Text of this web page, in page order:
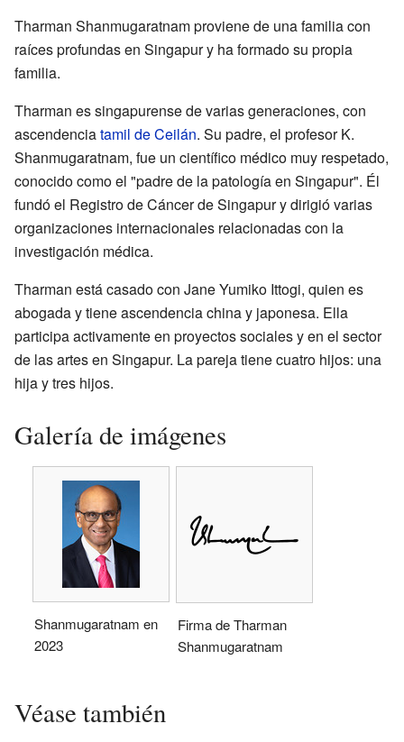
Tharman Shanmugaratnam proviene de una familia con
raíces profundas en Singapur y ha formado su propia
familia.
Tharman es singapurense de varias generaciones, con
ascendenciatamil de Ceilán. Su padre, el profesor K.
Shanmugaratnam, fue un científico médico muy respetado,
conocido como el "padre de la patología en Singapur". Él
fundó el Registro de Cáncer de Singapur y dirigió varias
organizaciones internacionales relacionadas con la
investigación médica.
Tharman está casado con Jane Yumiko Ittogi, quien es
abogada y tiene ascendencia china y japonesa. Ella
participa activamente en proyectos sociales y en el sector
de las artes en Singapur. La pareja tiene cuatro hijos: una
hija y tres hijos.
Galería de imágenes
Shanmugaratnam en
2023
Firma de Tharman
Shanmugaratnam
Véase también